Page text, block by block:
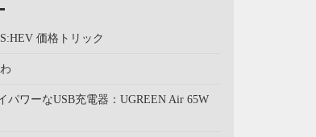
価格トリック
パワーなUSB充電器：UGREEN Air 65W